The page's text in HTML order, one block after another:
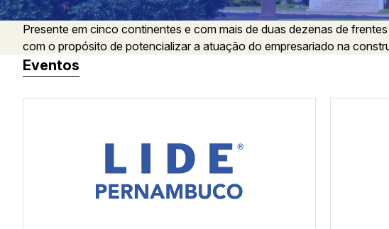
Presente em cinco continentes e com mais de duas dezenas de
com o propósito de potencializar a atuação do empresariado na
Eventos